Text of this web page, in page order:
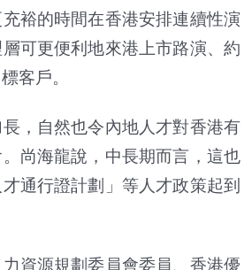
裕的時間在香港安排連續性演
可更便利地來港上市路演、約
客戶。
，自然也令內地人才對香港有
尚海龍說，中長期而言，這也
通行證計劃」等人才政策起到
資源規劃委員會委員、香港優